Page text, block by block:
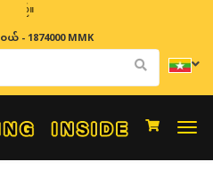
ဝယ် - 1874000 MMK